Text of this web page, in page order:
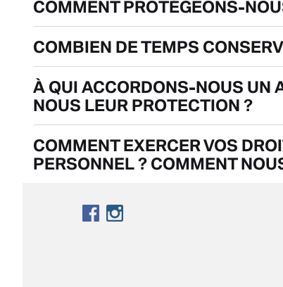
COMMENT PROTÉGEONS-
COMBIEN DE TEMPS
À QUI ACCORDONS-NOUS UN
NOUS LEUR PROTECTION ?
COMMENT EXERCER VOS
PERSONNEL ? COMMENT